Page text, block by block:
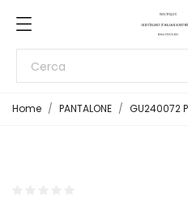
Aggiungi alla
add_circle_outline Crea nuova lista
Crea lista dei
Nome lista dei desideri
Devi avere effettuato
prodotti nella tua lista dei
Home PANTALONE GU240072